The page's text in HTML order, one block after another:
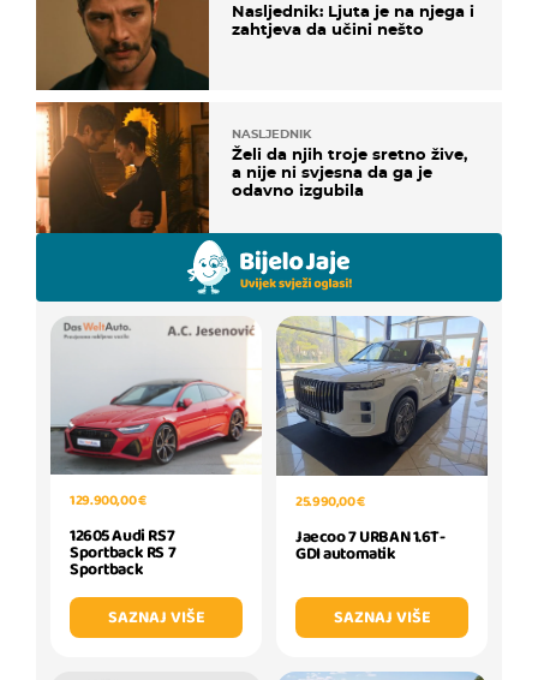
Nasljednik: Ljuta je na njega i
zahtjeva da učini nešto
NASLJEDNIK
Želi da njih troje sretno žive,
a nije ni svjesna da ga je
odavno izgubila
129.900,00 €
12605 Audi RS7
Sportback RS 7
Sportback
SAZNAJ VIŠE
25.990,00 €
Jaecoo 7 URBAN 1.6T-
GDI automatik
SAZNAJ VIŠE